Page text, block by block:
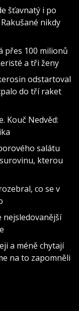
šťavnatý i po
nikdy
přes 100 milionů
a tři ženy
odstartoval
do tří raket
Kouč Nedvěd:
salátu
kterou
co se v
nejsledovanější
a méně chytají
na to zapomněli